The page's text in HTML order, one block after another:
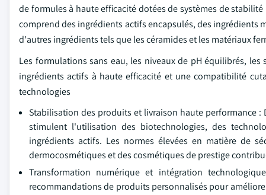
de formules à haute efficacité dotées de systèmes de
comprend des ingrédients actifs encapsulés, des
d'autres ingrédients tels que les céramides et les matériaux
Les formulations sans eau, les niveaux de pH équilibrés,
ingrédients actifs à haute efficacité et une compatibilité
technologies
Stabilisation des produits et livraison haute performance
stimulent l'utilisation des biotechnologies, des
ingrédients actifs. Les normes élevées en matière de
dermocosmétiques et des cosmétiques de prestige
Transformation numérique et intégration
recommandations de produits personnalisés pour